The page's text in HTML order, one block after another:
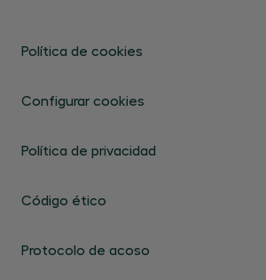
Política de cookies
Configurar cookies
Política de privacidad
Código ético
Protocolo de acoso